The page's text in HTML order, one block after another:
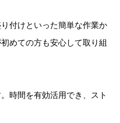
付けといった簡単な作業か
めての方も安心して取り組
時間を有効活用でき、スト